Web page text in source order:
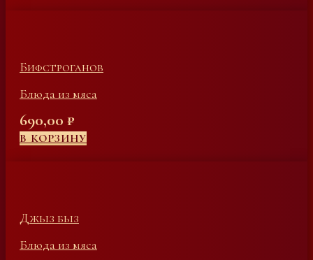
Бифстроганов
Блюда из мяса
690,00 ₽
В КОРЗИНУ
Джыз быз
Блюда из мяса